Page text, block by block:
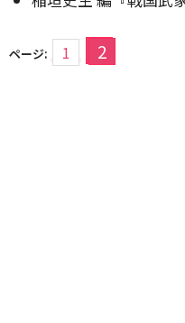
ページ: 1 2